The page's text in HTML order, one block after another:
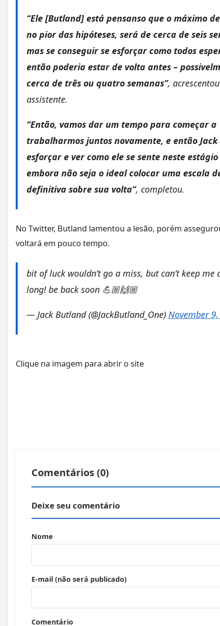
“Ele [Butland] está pensanso que o máximo
no pior das hipóteses, será de cerca de seis
mas se conseguir se esforçar como todos
então poderia estar de volta antes –
cerca de três ou quatro semanas”,
assistente.
“Então, vamos dar um tempo para começar a
trabalharmos juntos novamente, e então Jack
esforçar e ver como ele se sente neste
embora não seja o ideal colocar uma escala
definitiva sobre sua volta”, completou.
No Twitter, Butland lamentou a lesão, porém
voltará em pouco tempo.
bit of luck wouldn’t go a miss, but can’t keep me
long! be back soon 💪🏼🙌🏼
— Jack Butland (@JackButland_One) November
Clique na imagem para abrir o site
Comentários (0)
Deixe seu comentário
Nome
E-mail (não será publicado)
Comentário